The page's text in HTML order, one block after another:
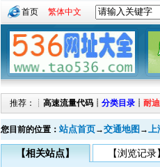
首页 繁体中文
推荐：┊ 高速流量代码 ┊ 分类目录 ┊ 耐
您目前的位置： 站点首页→交通地图 →上
【相关站点】 【浏览记录】